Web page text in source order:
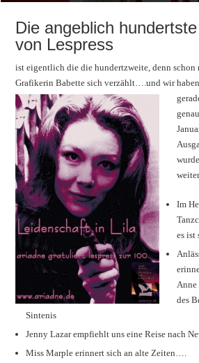
Die angeblich
von Lespress
ist eigentlich die die hundertzweite, denn schon
Grafikerin Babette sich verzählt….und wir
Im
es ist
Anne
des
Sintenis
Jenny Lazar empfiehlt uns eine Reise nach
Miss Marple erinnert sich an alte Zeiten….